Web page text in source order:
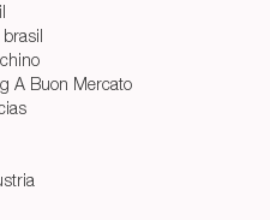
A Buon Mercato